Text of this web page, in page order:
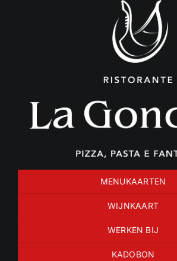
MENUKAARTEN
WIJNKAART
WERKEN BIJ
KADOBON